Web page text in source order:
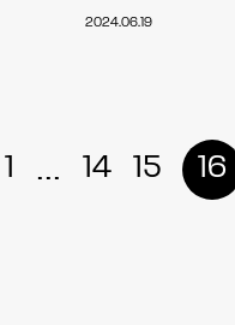
2024.06.19
1 ... 14 15 16